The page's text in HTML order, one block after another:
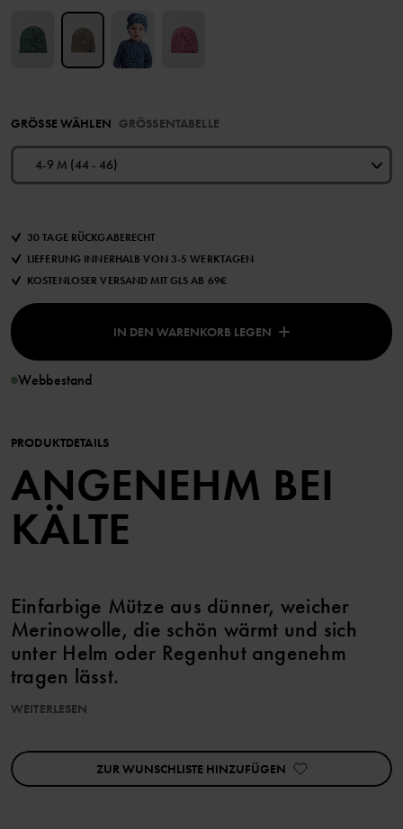
GRÖSSE WÄHLEN GRÖSSENTABELLE
4-9 M (44 - 46)
30 TAGE RÜCKGABERECHT
LIEFERUNG INNERHALB VON 3-5 WERKTAGEN
KOSTENLOSER VERSAND MIT GLS AB 69€
IN DEN WARENKORB LEGEN
Webbestand
PRODUKTDETAILS
ANGENEHM BEI
KÄLTE
Einfarbige Mütze aus dünner, weicher
Merinowolle, die schön wärmt und sich
unter Helm oder Regenhut angenehm
tragen lässt.
Die in diesem Kleidungsstück verarbeitete Wolle ist RWS-
zertifiziert (Responsible Wool Standard). Erfahre mehr auf
WEITERLESEN
ZUR WUNSCHLISTE HINZUFÜGEN